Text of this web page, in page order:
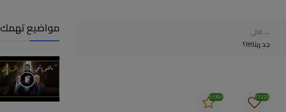
→ التالي
جد ربنا!!!!؟
82225
51391
مواضيع تهمك